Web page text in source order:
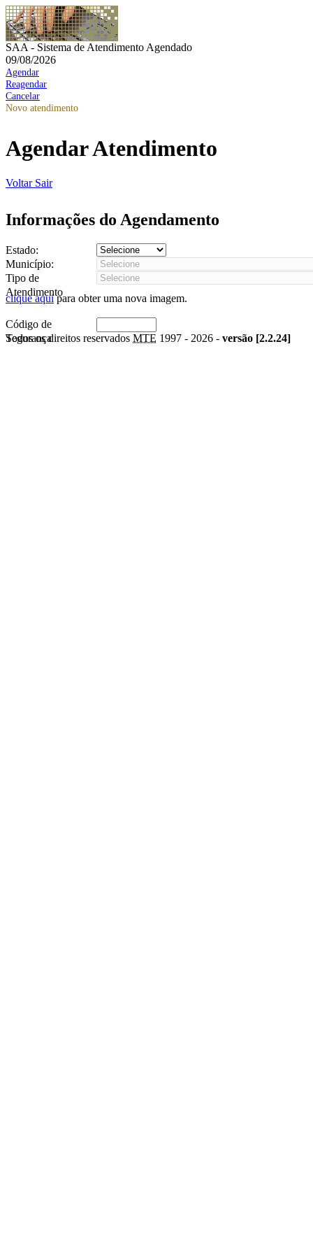
SAA - Sistema de Atendimento Agendado
09/08/2026
Agendar
Reagendar
Cancelar
Novo atendimento
Agendar Atendimento
Voltar Sair
Informações do Agendamento
Estado:
Município:
Tipo de
Atendimento
clique aquipara obter uma nova imagem.
Código de
Segurança
Todos os direitos reservados MTE 1997 - 2026 - versão [2.2.24]